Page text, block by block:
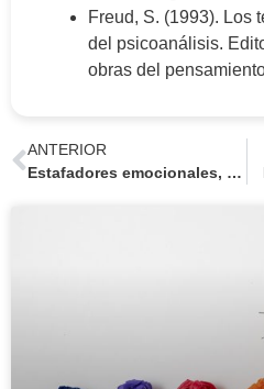
Freud, S. (1993). Los
del psicoanálisis.
obras del
ANTERIOR
Estafadores emocionales, una pequeña reflexión psicoanalítica